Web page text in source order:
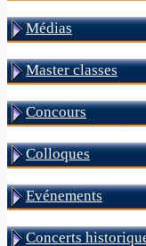
Médias
Master classes
Concours
Colloques
Evénements
Concerts